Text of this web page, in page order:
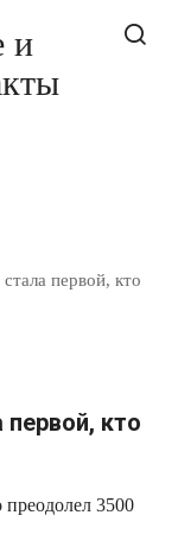
и
первой, кто
кто
3500